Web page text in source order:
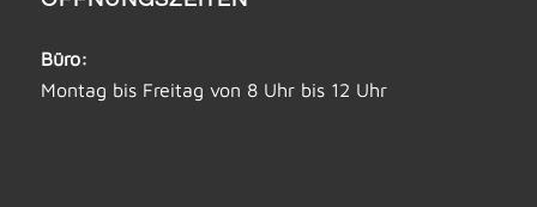
Büro:
Montag bis Freitag von 8 Uhr bis 12 Uhr